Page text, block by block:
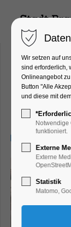
zum
Markt,
Wir setzen auf
sind erforderlich,
Onlineangebot
Button "Alle
und diese mit
Notwendige
funktioniert.
Externe
Externe
Statistik
Matomo,